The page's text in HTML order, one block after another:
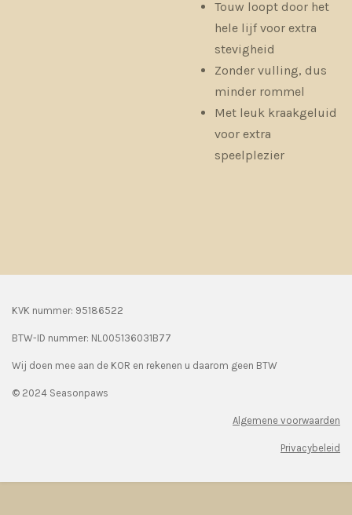
Touw loopt door het
hele lijf voor extra
stevigheid
Zonder vulling, dus
minder rommel
Met leuk kraakgeluid
voor extra
speelplezier
KVK nummer: 95186522
BTW-ID nummer: NL005136031B77
Wij doen mee aan de KOR en rekenen u daarom geen BTW
© 2024 Seasonpaws
Algemene voorwaarden
Privacybeleid